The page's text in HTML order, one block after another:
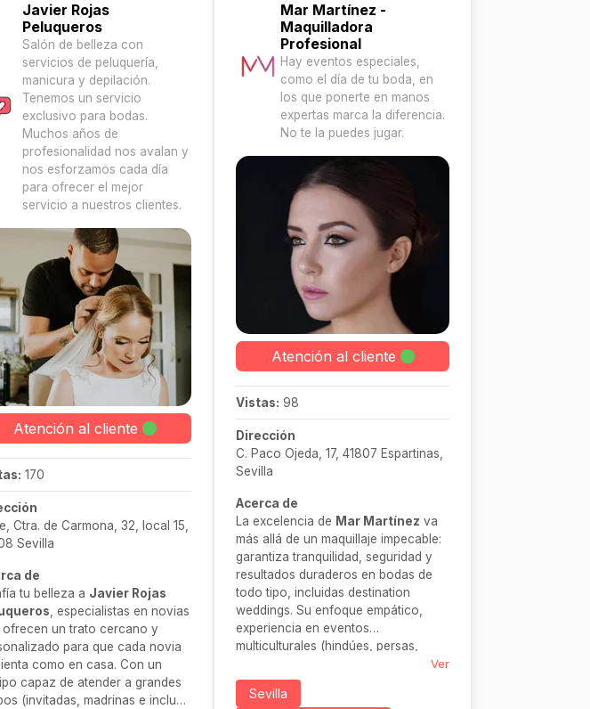
Javier Rojas
Peluqueros
Salón de belleza con
servicios de peluquería,
manicura y depilación.
Tenemos un servicio
exclusivo para bodas.
Muchos años de
profesionalidad nos avalan y
nos esforzamos cada día
para ofrecer el mejor
servicio a nuestros clientes.
Atención al cliente
170
Ctra. de Carmona, 32, local 15,
Sevilla
de
tu belleza a Javier Rojas
, especialistas en novias
ofrecen un trato cercano y
para que cada novia
como en casa. Con un
capaz de atender a grandes
(invitadas, madrinas e incluso
Mar Martínez -
Maquilladora
Profesional
Hay eventos especiales,
como el día de tu boda, en
los que ponerte en manos
expertas marca la diferencia.
No te la puedes jugar.
Atención al cliente
Vistas: 98
Dirección
C. Paco Ojeda, 17, 41807 Espartinas,
Sevilla
Acerca de
La excelencia de Mar Martínez va
más allá de un maquillaje impecable:
garantiza tranquilidad, seguridad y
resultados duraderos en bodas de
todo tipo, incluidas destination
weddings. Su enfoque empático,
experiencia en eventos
multiculturales (hindúes, persas,
judíos) y dedicación absoluta hacen
que novias e invitadas se sientan
auténticas protagonistas, sin
Ver
Sevilla